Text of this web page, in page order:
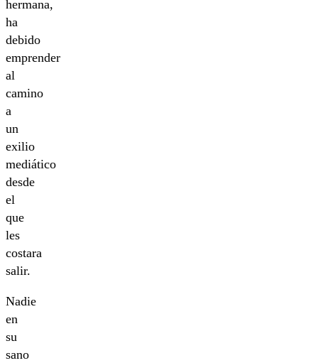
hermana,
ha
debido
emprender
al
camino
a
un
exilio
mediático
desde
el
que
les
costara
salir.
Nadie
en
su
sano